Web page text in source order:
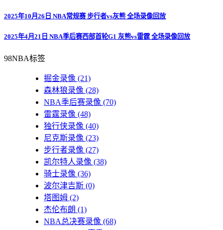
2025年10月26日 NBA常规赛 步行者vs灰熊 全场录像回放
2025年4月21日 NBA季后赛西部首轮G1 灰熊vs雷霆 全场录像回放
98NBA标签
掘金录像 (21)
森林狼录像 (28)
NBA季后赛录像 (70)
雷霆录像 (48)
独行侠录像 (40)
尼克斯录像 (23)
步行者录像 (27)
凯尔特人录像 (38)
骑士录像 (36)
波尔津吉斯 (0)
塔图姆 (2)
杰伦布朗 (1)
NBA总决赛录像 (68)